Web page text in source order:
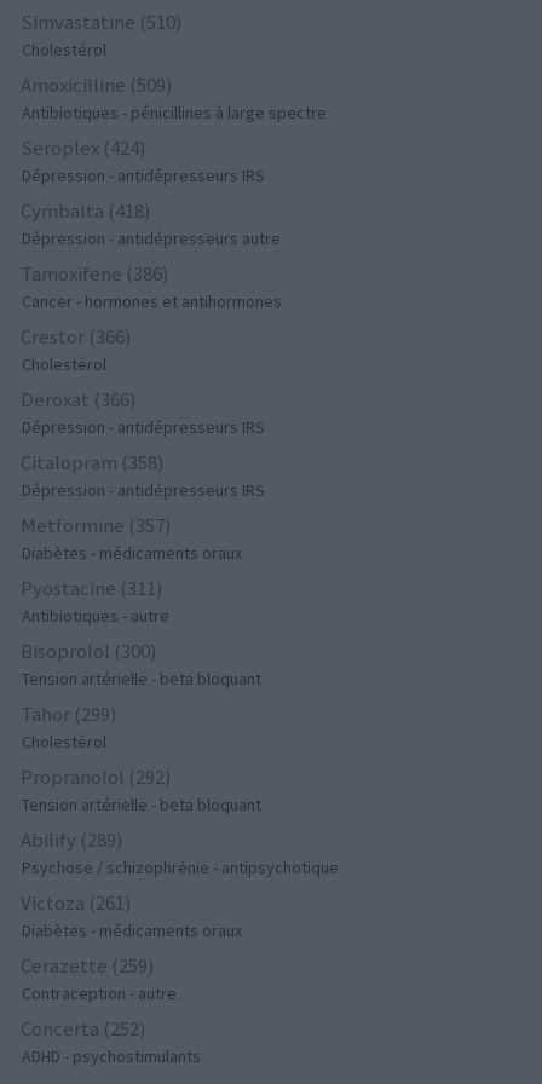
Simvastatine (510)
Cholestérol
Amoxicilline (509)
Antibiotiques - pénicillines à large spectre
Seroplex (424)
Dépression - antidépresseurs IRS
Cymbalta (418)
Dépression - antidépresseurs autre
Tamoxifene (386)
Cancer - hormones et antihormones
Crestor (366)
Cholestérol
Deroxat (366)
Dépression - antidépresseurs IRS
Citalopram (358)
Dépression - antidépresseurs IRS
Metformine (357)
Diabètes - médicaments oraux
Pyostacine (311)
Antibiotiques - autre
Bisoprolol (300)
Tension artérielle - beta bloquant
Tahor (299)
Cholestérol
Propranolol (292)
Tension artérielle - beta bloquant
Abilify (289)
Psychose / schizophrénie - antipsychotique
Victoza (261)
Diabètes - médicaments oraux
Cerazette (259)
Contraception - autre
Concerta (252)
ADHD - psychostimulants